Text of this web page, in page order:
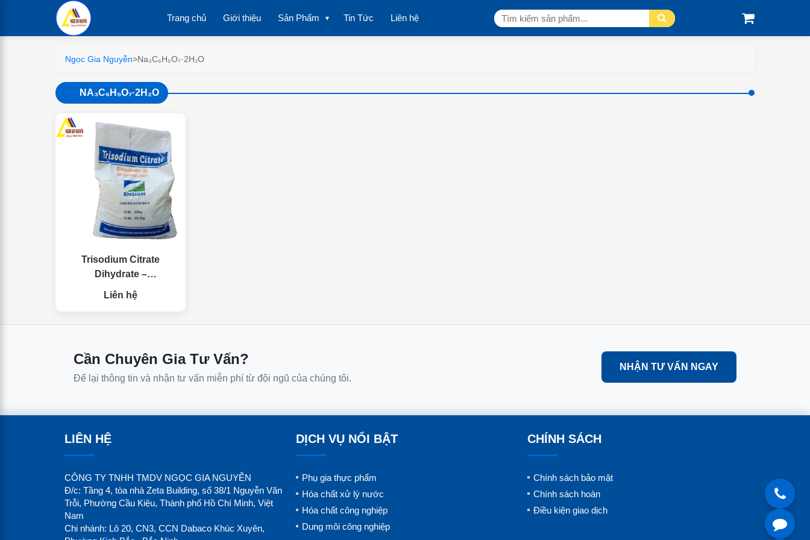
Trang chủ Giới thiệu Sản Phẩm Tin Tức Liên hệ
Tìm
kiếm:
Ngọc Gia Nguyễn>Na₃C₆H₅O₇·2H₂O
NA₃C₆H₅O₇·2H₂O
Trisodium Citrate
Dihydrate –
Na₃C₆H₅O₇·2H₂O
Liên hệ
Cần Chuyên Gia Tư Vấn?
Để lại thông tin và nhận tư vấn miễn phí từ đội ngũ của chúng tôi.
NHẬN TƯ VẤN NGAY
LIÊN HỆ
CÔNG TY TNHH TMDV NGỌC GIA NGUYỄN
Đ/c: Tầng 4, tòa nhà Zeta Building, số 38/1 Nguyễn Văn
Trỗi, Phường Cầu Kiệu, Thành phố Hồ Chí Minh, Việt
Nam
Chi nhánh: Lô 20, CN3, CCN Dabaco Khúc Xuyên,
DỊCH VỤ NỔI BẬT
Phụ gia thực phẩm
Hóa chất xử lý nước
Hóa chất công nghiệp
Dung môi công nghiệp
CHÍNH SÁCH
Chính sách bảo mật
Chính sách hoàn
Điều kiện giao dịch